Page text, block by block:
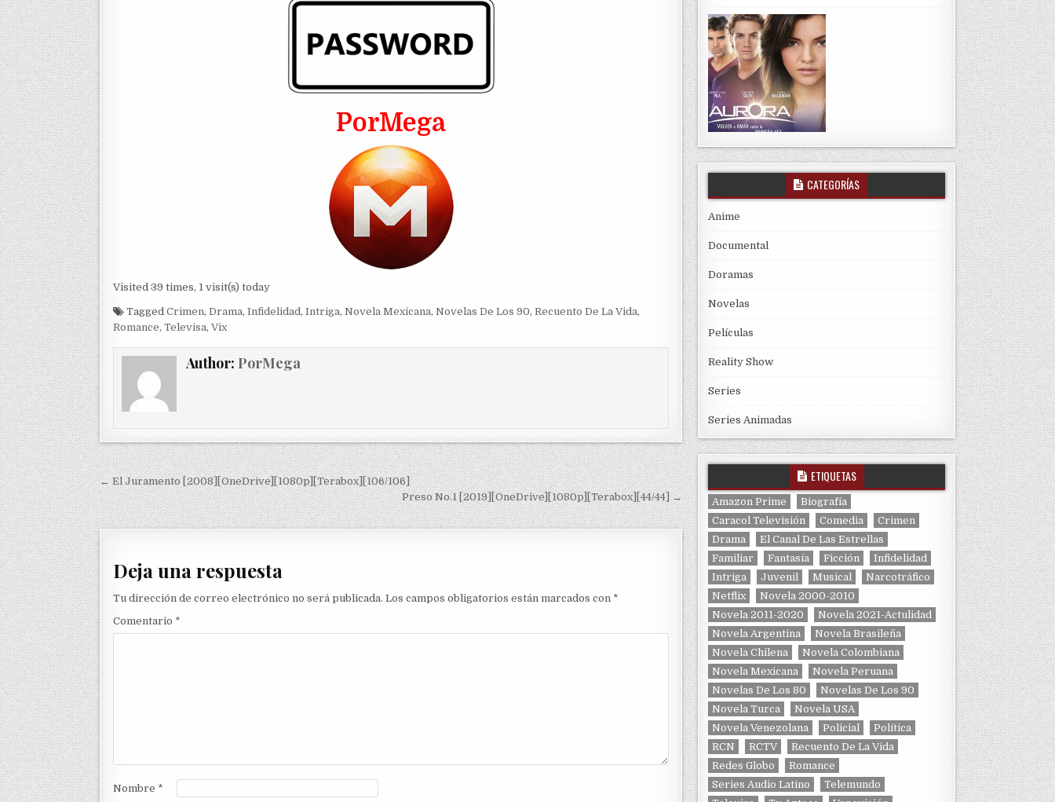
PorMega
Visited 39 times, 1 visit(s) today
Tagged Crimen, Drama, Infidelidad, Intriga, Novela Mexicana, Novelas De Los 90, Recuento De La Vida,
Romance, Televisa, Vix
Author: PorMega
Navegación de entradas
← El Juramento [2008][OneDrive][1080p][Terabox][106/106]
Preso No.1 [2019][OneDrive][1080p][Terabox][44/44] →
Deja una respuesta
Tu dirección de correo electrónico no será publicada. Los campos obligatorios están marcados con *
Comentario *
Nombre *
CATEGORÍAS
Anime
Documental
Doramas
Novelas
Películas
Reality Show
Series
Series Animadas
ETIQUETAS
Amazon Prime
Biografía
Caracol Televisión
Comedia
Crimen
Drama
El Canal De Las Estrellas
Familiar
Fantasía Ficción
Infidelidad
Intriga
Juvenil Musical
Narcotráfico
Netflix
Novela 2000-2010
Novela 2011-2020
Novela 2021-Actulidad
Novela Argentina
Novela Brasileña
Novela Chilena
Novela Colombiana
Novela Mexicana
Novela Peruana
Novelas De Los 80
Novelas De Los 90
Novela Turca
Novela USA
Novela Venezolana
Policial
Política
RCN
RCTV
Recuento De La Vida
Redes Globo
Romance
Series Audio Latino
Telemundo